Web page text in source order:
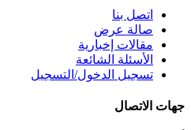
اتصل بنا
صالة عرض
مقالات إخبارية
الأسئلة الشائعة
تسجيل الدخول/التسجيل
جهات الاتصال